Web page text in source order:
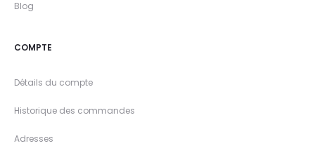
Blog
COMPTE
Détails du compte
Historique des commandes
Adresses